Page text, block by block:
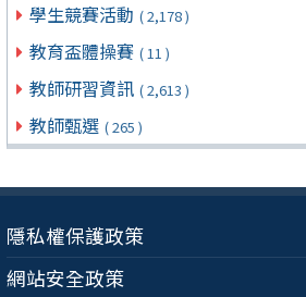
學生競賽活動 ( 2,178 )
教育盃體操賽 ( 11 )
教師研習資訊 ( 2,613 )
教師甄選 ( 265 )
隱私權保護政策
網站安全政策